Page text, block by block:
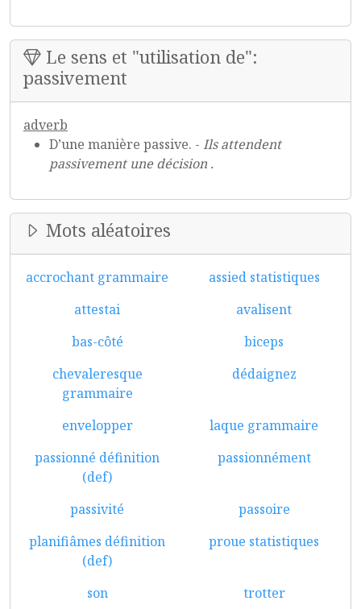
Le sens et "utilisation de":
passivement
adverb
D’une manière passive. - Ils attendent
passivement une décision .
Mots aléatoires
accrochant grammaire
assied statistiques
attestai
avalisent
bas-côté
biceps
chevaleresque
grammaire
dédaignez
envelopper
laque grammaire
passionné définition
(def)
passionnément
passivité
passoire
planifiâmes définition
(def)
proue statistiques
son trotter